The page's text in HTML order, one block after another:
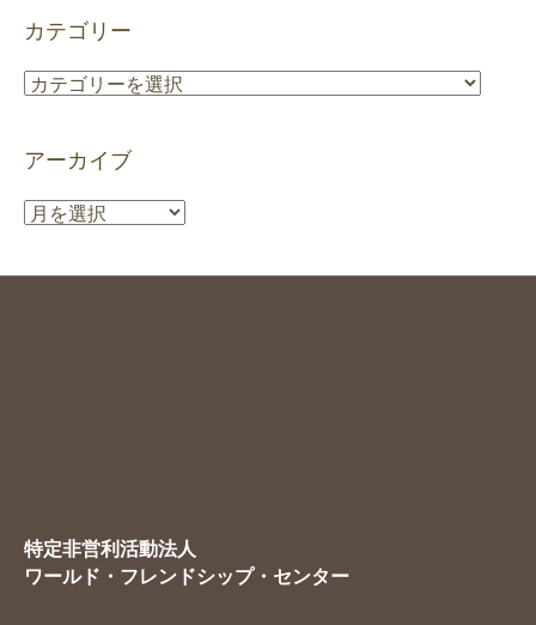
カテゴリー
カ
リ
アーカイブ
ア
特定非営利活動法人
ワールド・フレンドシップ・センター